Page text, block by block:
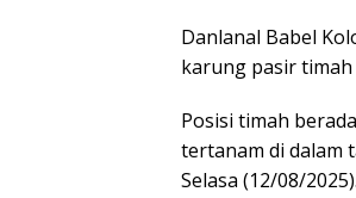
Danlanal Babel
karung pasir
Posisi timah
tertanam di dalam
Selasa (12/08/2025).